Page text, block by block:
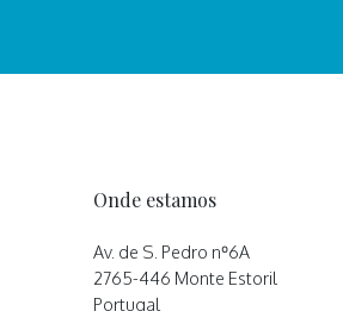
Onde estamos
Av. de S. Pedro nº6A
2765-446 Monte Estoril
Portugal